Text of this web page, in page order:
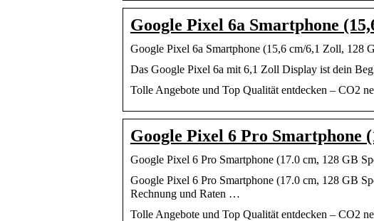
Google Pixel 6a Smartphone
Google Pixel 6a Smartphone (15,6 cm/6,1 Zoll, 128
Das Google Pixel 6a mit 6,1 Zoll Display ist dein
Tolle Angebote und Top Qualität entdecken – CO2
Google Pixel 6 Pro Smartphone
Google Pixel 6 Pro Smartphone (17.0 cm, 128 GB
Google Pixel 6 Pro Smartphone (17.0 cm, 128 GB
Rechnung und Raten …
Tolle Angebote und Top Qualität entdecken – CO2